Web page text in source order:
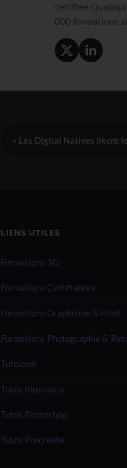
certifiée
000 formations
« Les Digital Natives likent
LIENS UTILES
Formations 3D
Formations Certifiantes
Formations Graphisme & Print
Formations Photographie &
Tuto.com
Tutos Illustrator
Tutos Photoshop
Tutos Procreate